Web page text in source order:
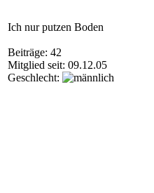
Ich nur putzen Boden
Beiträge: 42
Mitglied seit: 09.12.05
Geschlecht: